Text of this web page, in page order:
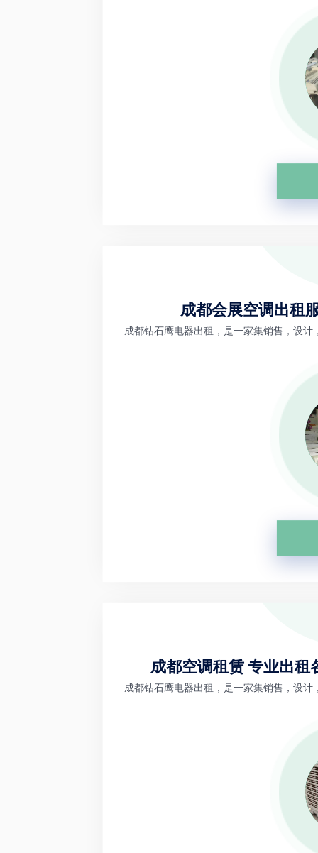
成都会展空调出租
成都钻石鹰电器出租，是一家集销售，设
成都空调租赁 专业出
成都钻石鹰电器出租，是一家集销售，设